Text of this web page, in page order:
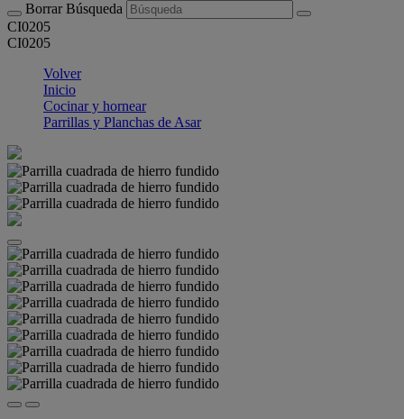
Borrar Búsqueda
CI0205
CI0205
Volver
Inicio
Cocinar y hornear
Parrillas y Planchas de Asar